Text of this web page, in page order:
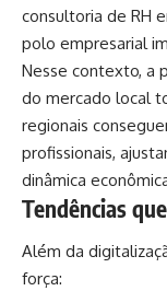
consultoria de RH
polo empresarial
Nesse contexto, a
do mercado local
regionais
profissionais,
dinâmica
Tendências
Além da
força: